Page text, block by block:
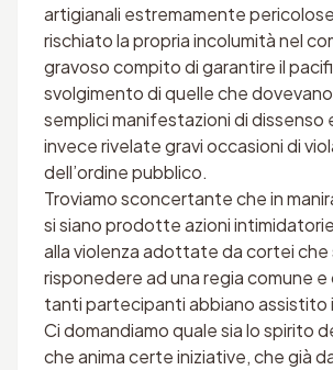
artigianali estremamente
rischiato la propria incolumità nel
gravoso compito di garantire il
svolgimento di quelle che
semplici manifestazioni di dissenso
invece rivelate gravi occasioni di
dell’ordine pubblico.
Troviamo sconcertante che in
si siano prodotte azioni
alla violenza adottate da cortei che
risponedere ad una regia comune
tanti partecipanti abbiano assistito
Ci domandiamo quale sia lo spirito
che anima certe iniziative, che già